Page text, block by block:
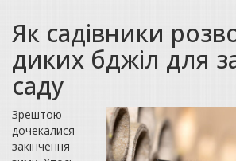
Як садівники
диких бджіл для
саду
Зрештою
дочекалися
закінчення